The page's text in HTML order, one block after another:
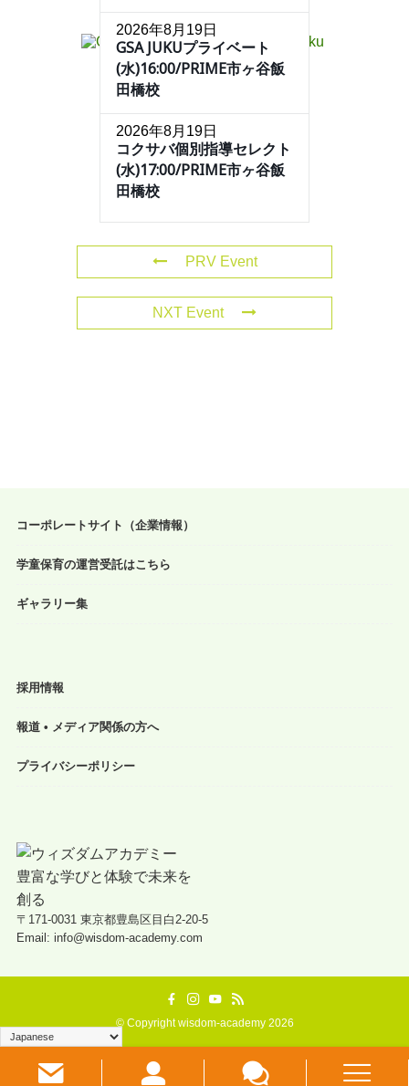
2026年8月19日
GSA JUKUプライベート
(水)16:00/PRIME市ヶ谷飯
田橋校
2026年8月19日
コクサバ個別指導セレクト
(水)17:00/PRIME市ヶ谷飯
田橋校
PRV Event
NXT Event
コーポレートサイト（企業情報）
学童保育の運営受託はこちら
ギャラリー集
採用情報
報道 • メディア関係の方へ
プライバシーポリシー
〒171-0031 東京都豊島区目白2-20-5
Email: info@wisdom-academy.com
©Copyright wisdom-academy 2026